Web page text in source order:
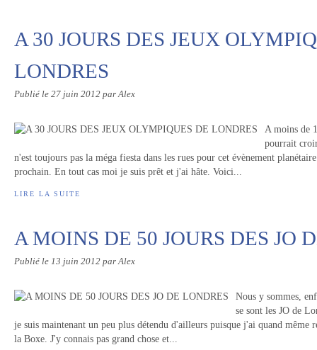
A 30 JOURS DES JEUX
LONDRES
Publié le 27 juin 2012 par Alex
A moins de
pourrait
n'est toujours pas la méga fiesta dans les rues pour cet évènement
prochain. En tout cas moi je suis prêt et j'ai hâte. Voici...
LIRE LA SUITE
A MOINS DE 50 JOURS DES JO
Publié le 13 juin 2012 par Alex
Nous y sommes,
se sont les JO de
je suis maintenant un peu plus détendu d'ailleurs puisque j'ai quand même
la Boxe. J'y connais pas grand chose et...